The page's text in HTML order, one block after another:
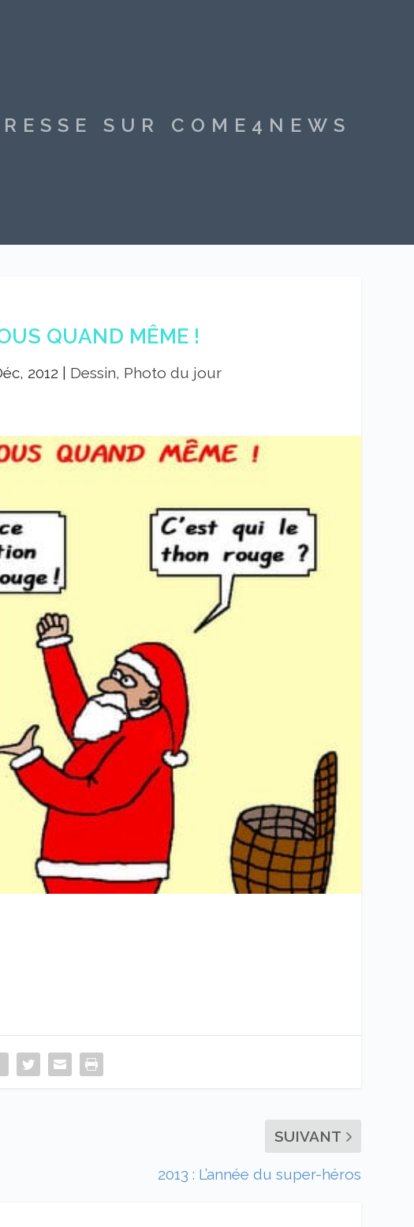
SUR COME4NEWS
QUAND MÊME !
2012 Dessin, Photo du jour
SUIVANT
2013 : L’année du super-héros